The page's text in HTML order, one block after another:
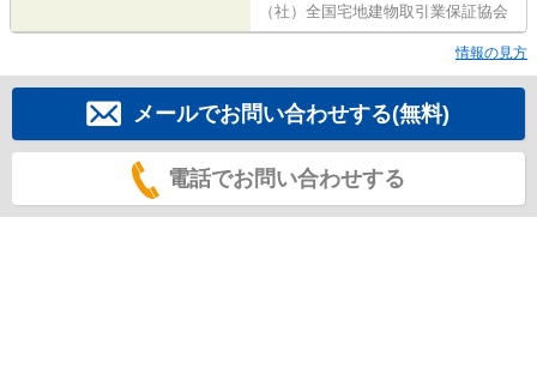
（社）全国宅地建物取引業保証協会
情報の見方
メールでお問い合わせする(無料)
電話でお問い合わせする